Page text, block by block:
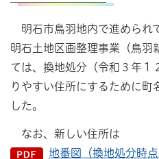
明石市鳥羽地内で進められ
明石土地区画整理事業（鳥羽
ては、換地処分（令和３年１
りやすい住所にするために町
した。
なお、新しい住所は
地番図（換地処分時